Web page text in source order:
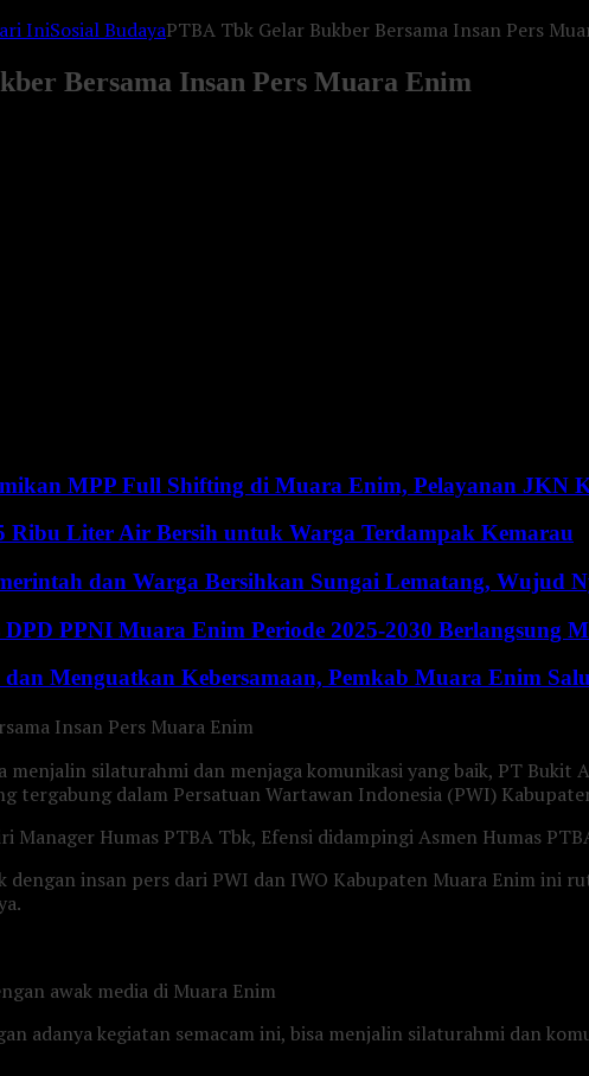
IniSosial BudayaPTBA Tbk Gelar Bukber Bersama Insan Pers
Bersama Insan Pers Muara Enim
MPP Full Shifting di Muara Enim, Pelayanan JKN
Ribu Liter Air Bersih untuk Warga Terdampak Kemarau
dan Warga Bersihkan Sungai Lematang, Wujud
PPNI Muara Enim Periode 2025-2030 Berlangsung
Menguatkan Kebersamaan, Pemkab Muara Enim
menjalin silaturahmi dan menjaga komunikasi yang baik, PT Bukit
tergabung dalam Persatuan Wartawan Indonesia (PWI)
Manager Humas PTBA Tbk, Efensi didampingi Asmen Humas
dengan insan pers dari PWI dan IWO Kabupaten Muara Enim
awak media di Muara Enim
adanya kegiatan semacam ini, bisa menjalin silaturahmi dan